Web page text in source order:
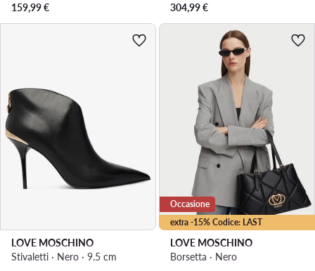
159,99€
304,99€
LOVE MOSCHINO
Stivaletti · Nero · 9.5 cm
extra -15% Codice: LAST
Occasione
LOVE MOSCHINO
Borsetta · Nero